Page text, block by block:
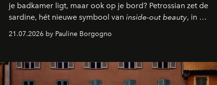
je badkamer ligt, maar ook op je bord? Petrossian zet de
sardine, hét nieuwe symbool van inside-out beauty, in de
21.07.2026 by Pauline Borgogno